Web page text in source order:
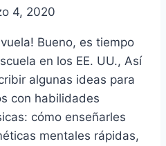
4, 2020
Bueno, es tiempo
en los EE. UU., Así
algunas ideas para
con habilidades
cómo enseñarles
mentales rápidas,